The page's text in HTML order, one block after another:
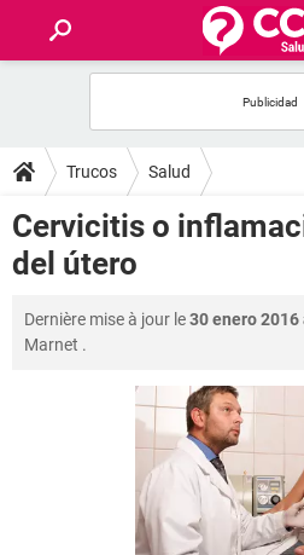
FORUMS
SALUD
FAMILIA
NUTRICIÓN
Trucos Salud
Cervicitis o
del útero
Dernière mise à jour le30 enero 2016
Marnet .